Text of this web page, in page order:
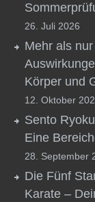
26. Juli 2026
Mehr als
Körper und
12. Oktober
Sento
Eine
28. September
Die Fünf
Karate –